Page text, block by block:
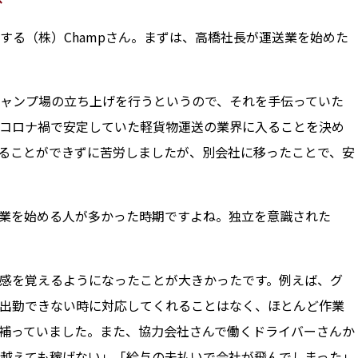
（株）Champさん。まずは、高橋社長が運送業を始めた
プ場の立ち上げを行うというので、それを手伝っていた
ロナ禍で安定していた軽貨物運送の業界に入ることを決め
ことができずに苦労しましたが、別会社に移ったことで、安
始める人が多かった時期ですよね。独立を意識された
覚えるようになったことが大きかったです。例えば、グ
勤できない時に対応してくれることはなく、ほとんど作業
っていました。また、協力会社さんで働くドライバーさんか